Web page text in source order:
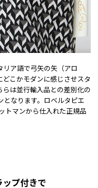
ア語で弓矢の矢（アロ
こかモダンに感じさせスタ
は並行輸入品との差別化の
となります。ロベルタピエ
トマンから仕入れた正規品
プ付きで